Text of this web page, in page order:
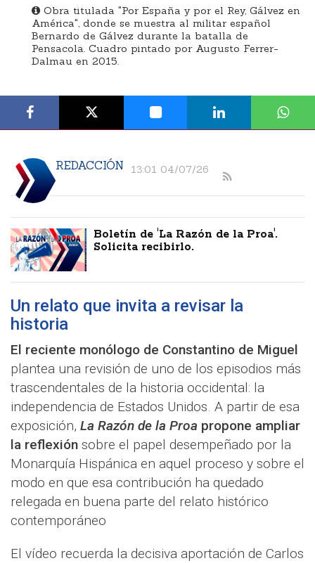
Obra titulada "Por España y por el Rey, Gálvez en
América", donde se muestra al militar español
Bernardo de Gálvez durante la batalla de
Pensacola. Cuadro pintado por Augusto Ferrer-
Dalmau en 2015.
REDACCIÓN 13:01 04/07/26
Boletín de 'La Razón de la Proa'.
Solicita recibirlo.
Un relato que invita a revisar la
historia
El reciente monólogo de Constantino de Miguel
plantea una revisión de uno de los episodios más
trascendentales de la historia occidental: la
independencia de Estados Unidos. A partir de esa
exposición, La Razón de la Proa propone ampliar
la reflexión sobre el papel desempeñado por la
Monarquía Hispánica en aquel proceso y sobre el
modo en que esa contribución ha quedado
relegada en buena parte del relato histórico
contemporáneo
El vídeo recuerda la decisiva aportación de Carlos